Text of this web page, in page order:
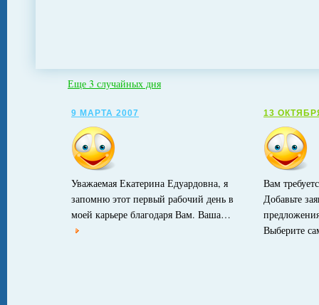
Еще 3 случайных дня
9 МАРТА 2007
Уважаемая Екатерина Едуардовна, я
запомню этот первый рабочий день в
моей карьере благодаря Вам. Ваша…
13
Вам
Добавьте
Выберите